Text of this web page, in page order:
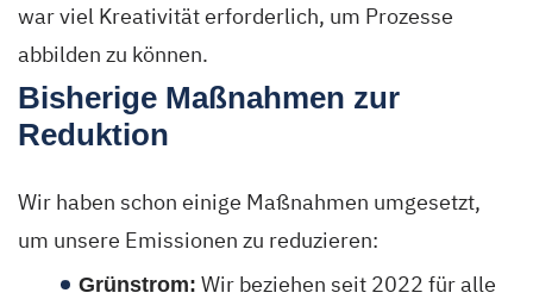
war viel Kreativität erforderlich, um Prozesse
abbilden zu können.
Bisherige Maßnahmen zur
Reduktion
Wir haben schon einige Maßnahmen umgesetzt,
um unsere Emissionen zu reduzieren:
Grünstrom: Wir beziehen seit 2022 für alle